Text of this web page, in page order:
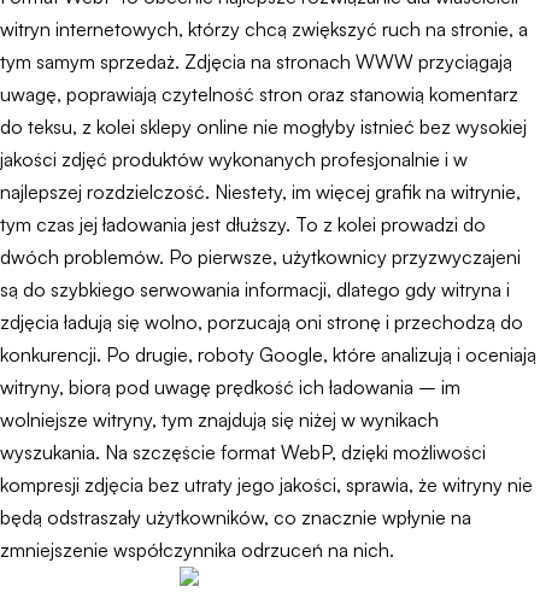
witryn internetowych, którzy chcą zwiększyć ruch na stronie, a
tym samym sprzedaż. Zdjęcia na stronach WWW przyciągają
uwagę, poprawiają czytelność stron oraz stanowią komentarz
do teksu, z kolei sklepy online nie mogłyby istnieć bez wysokiej
jakości zdjęć produktów wykonanych profesjonalnie i w
najlepszej rozdzielczość. Niestety, im więcej grafik na witrynie,
tym czas jej ładowania jest dłuższy. To z kolei prowadzi do
dwóch problemów. Po pierwsze, użytkownicy przyzwyczajeni
są do szybkiego serwowania informacji, dlatego gdy witryna i
zdjęcia ładują się wolno, porzucają oni stronę i przechodzą do
konkurencji. Po drugie, roboty Google, które analizują i oceniają
witryny, biorą pod uwagę prędkość ich ładowania – im
wolniejsze witryny, tym znajdują się niżej w wynikach
wyszukania. Na szczęście format WebP, dzięki możliwości
kompresji zdjęcia bez utraty jego jakości, sprawia, że witryny nie
będą odstraszały użytkowników, co znacznie wpłynie na
zmniejszenie współczynnika odrzuceń na nich.